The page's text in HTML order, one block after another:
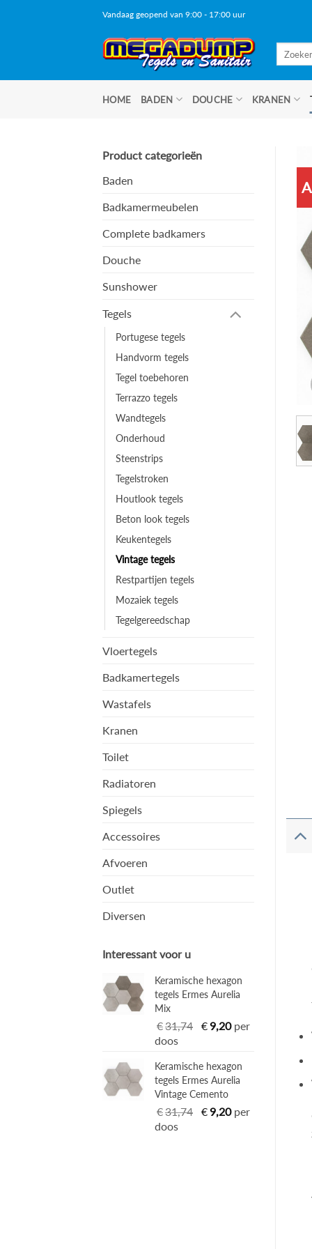
Vandaag geopend van 9:00 - 17:00 uur
HOME BADEN DOUCHE KRANEN
Product categorieën
Baden
Badkamermeubelen
Complete badkamers
Douche
Sunshower
Tegels
Portugese tegels
Handvorm tegels
Tegel toebehoren
Terrazzo tegels
Wandtegels
Onderhoud
Steenstrips
Tegelstroken
Houtlook tegels
Beton look tegels
Keukentegels
Vintage tegels
Restpartijen tegels
Mozaiek tegels
Tegelgereedschap
Vloertegels
Badkamertegels
Wastafels
Kranen
Toilet
Radiatoren
Spiegels
Accessoires
Afvoeren
Outlet
Diversen
Interessant voor u
Keramische hexagon
tegels Ermes Aurelia
Mix
€31,74
Oorspronkelijke
€31,74.
€9,20Huidige
€9,20.
per
doos
Keramische hexagon
tegels Ermes Aurelia
Vintage Cemento
€31,74
Oorspronkelijke
€9,20Huidige
per
doos